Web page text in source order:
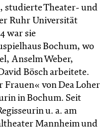
studierte Theater- und
Ruhr Universität
war sie
Bochum, wo
Anselm Weber,
Bösch arbeitete.
von Dea Loher
in Bochum. Seit
u. a. am
Mannheim und